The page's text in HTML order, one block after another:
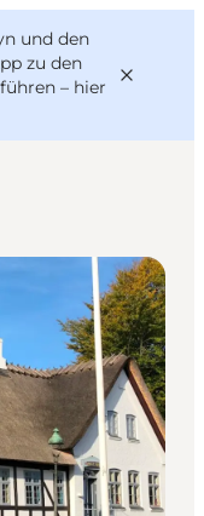
und den
zu den
– hier